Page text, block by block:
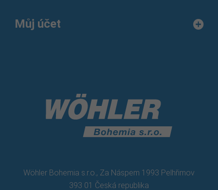
Můj účet
Wöhler Bohemia s.r.o., Za Náspem 1993 Pelhřimov
393 01 Česká republika